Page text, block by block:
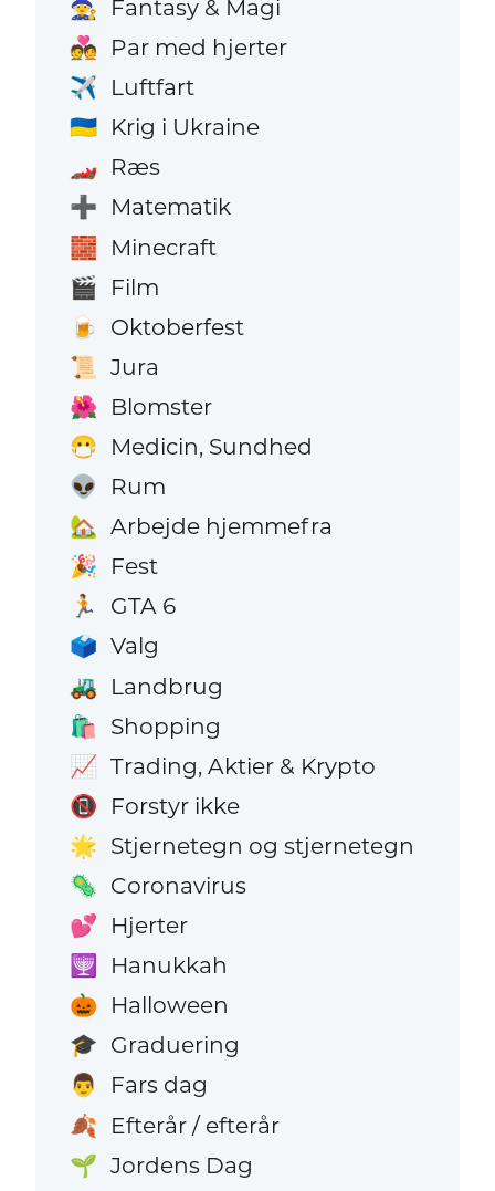
🧙 Fantasy & Magi
💑 Par med hjerter
✈️ Luftfart
🇺🇦 Krig i Ukraine
🏎️ Ræs
➕ Matematik
🧱 Minecraft
🎬 Film
🍺 Oktoberfest
📜 Jura
🌺 Blomster
😷 Medicin, Sundhed
👽 Rum
🏡 Arbejde hjemmefra
🎉 Fest
🏃 GTA 6
🗳️ Valg
🚜 Landbrug
🛍️ Shopping
📈 Trading, Aktier & Krypto
📵 Forstyr ikke
🌟 Stjernetegn og stjernetegn
🦠 Coronavirus
💕 Hjerter
🕎 Hanukkah
🎃 Halloween
🎓 Graduering
👨 Fars dag
🍂 Efterår / efterår
🌱 Jordens Dag